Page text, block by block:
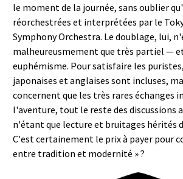
le moment de la journée, sans oublier
réorchestrées et interprétées par le
Symphony Orchestra. Le doublage, lui,
malheureusmement que très partiel —
euphémisme. Pour satisfaire les
japonaises et anglaises sont incluses,
concernent que les très rares échanges
l'aventure, tout le reste des discussions
n'étant que lecture et bruitages hérités
C'est certainement le prix à payer pour
entre tradition et modernité » ?